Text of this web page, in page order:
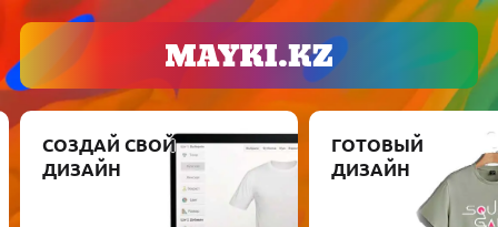
СОЗДАЙ СВОЙ
ДИЗАЙН
ГОТОВЫЙ
ДИЗАЙН